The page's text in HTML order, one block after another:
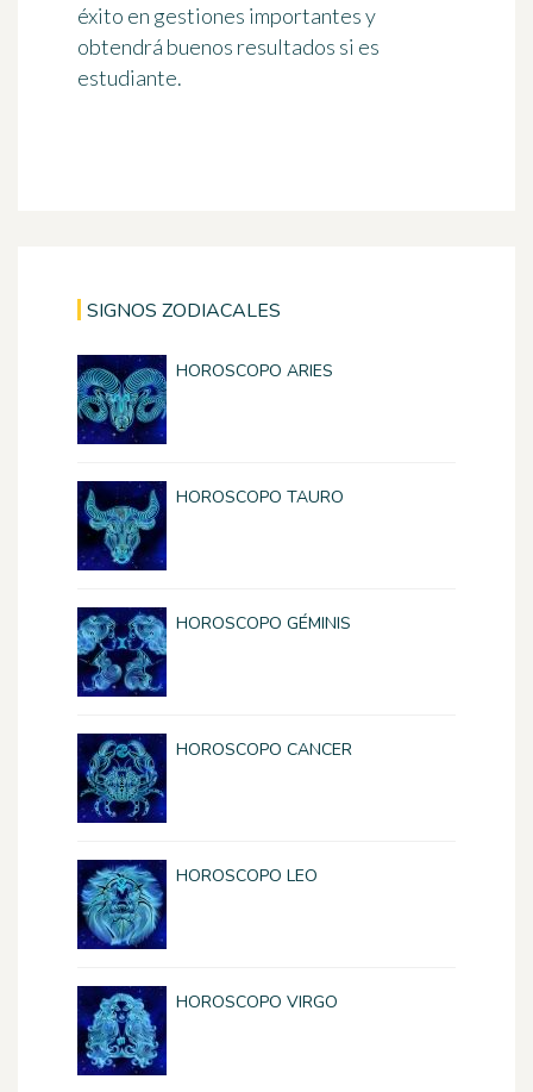
éxito en gestiones importantes y
obtendrá buenos resultados si es
estudiante.
SIGNOS ZODIACALES
HOROSCOPO ARIES
HOROSCOPO TAURO
HOROSCOPO GÉMINIS
HOROSCOPO CANCER
HOROSCOPO LEO
HOROSCOPO VIRGO